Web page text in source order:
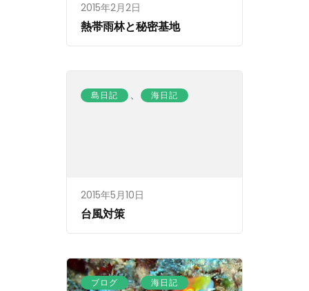
2015年2月2日
熱帯雨林と秘密基地
島日記 、 海日記
2015年5月10日
台風対策
ブログ 、 海日記